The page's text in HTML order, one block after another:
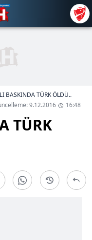
BASKINDA TÜRK ÖLDÜ..
9.12.2016 16:48
TÜRK